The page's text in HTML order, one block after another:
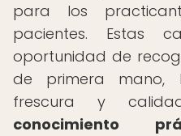
para los
pacientes. Estas
oportunidad de
de primera mano,
frescura y
conocimiento